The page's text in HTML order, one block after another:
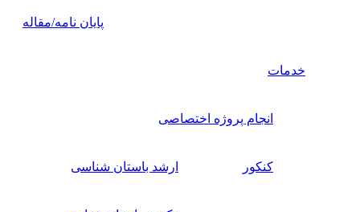
پایان نامه/مقاله
خدمات
انجام پروژه اختصاصی
کنکور ارشد باستان شناسی